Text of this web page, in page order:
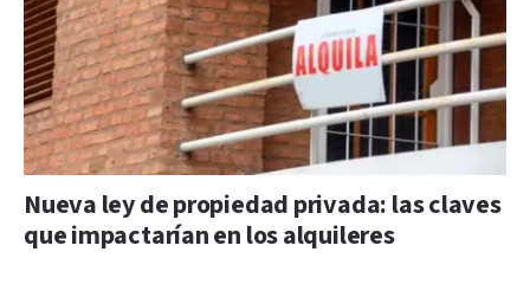
Nueva ley de propiedad privada: las claves
que impactarían en los alquileres